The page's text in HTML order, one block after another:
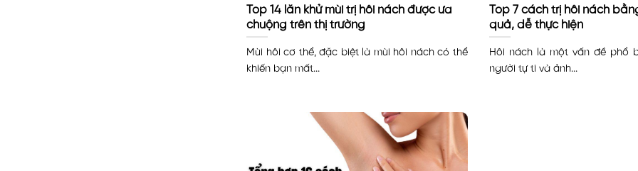
Top 14 lăn khử mùi trị hôi nách được ưa
chuộng trên thị trường
Mùi hôi cơ thể, đặc biệt là mùi hôi nách có thể
khiến bạn mất...
Top 7 cách trị hôi nách
quả, dễ thực hiện
Hôi nách là một vấn đề phổ
người tự ti và ảnh...